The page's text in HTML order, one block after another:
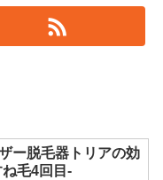
ー脱毛器トリアの効
毛4回目-